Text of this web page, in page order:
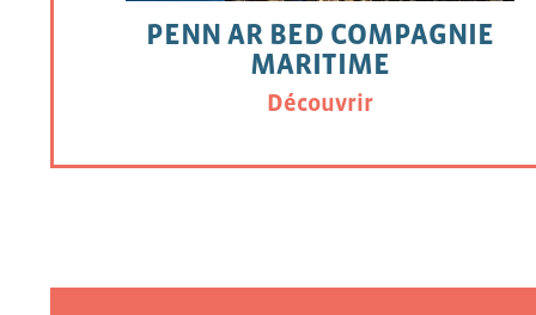
PENN AR BED COMPAGNIE
MARITIME
Découvrir